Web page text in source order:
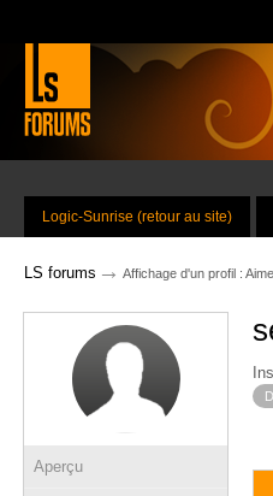
Logic-Sunrise (retour au site)
LS forums → Affichage d'un profil :
Aperçu